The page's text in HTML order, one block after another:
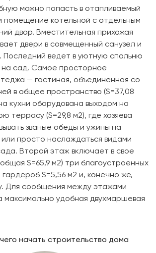
можно попасть в отапливаемый
помещение котельной с отдельным
двор. Вместительная прихожая
двери в совмещенный санузел и
Последний ведет в уютную спальню
на сад. Самое просторное
— гостиная, объединенная со
в общее пространство (S=37,08
кухни оборудована выходом на
террасу (S=29,8 м2), где хозяева
званые обеды и ужины на
или просто наслаждаться видами
Второй этаж включает в свое
S=65,9 м2) три благоустроенных
S=5,56 м2 и, конечно же,
Для сообщения между этажами
максимально удобная двухмаршевая
начать строительство дома